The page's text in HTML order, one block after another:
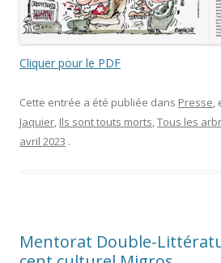
Cliquer pour le PDF
Cette entrée a été publiée dans Presse,
Jaquier, Ils sont touts morts,Tous les
avril 2023 .
Mentorat Double-